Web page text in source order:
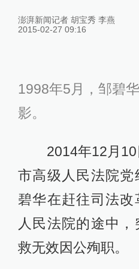
澎湃新闻记者 胡宝秀 李燕
2015-02-27 09:16
1998年5月，邹碧
影。
2014年12月10
市高级人民法院
碧华在赶往司法
人民法院的途中
救无效因公殉职。